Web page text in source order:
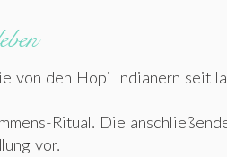
von den Hopi Indianern seit
Ritual. Die
vor.